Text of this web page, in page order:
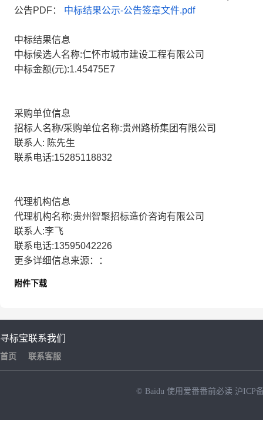
公告PDF： 中标结果公示-公告签章文件.pdf
中标结果信息
中标候选人名称:仁怀市城市建设工程有限公司
中标金额(元):1.45475E7
采购单位信息
招标人名称/采购单位名称:贵州路桥集团有限公司
联系人: 陈先生
联系电话:15285118832
代理机构信息
代理机构名称:贵州智聚招标造价咨询有限公司
联系人:李飞
联系电话:13595042226
更多详细信息来源：：
附件下载
寻标宝
首页
联系我们
联系客服
© Baidu 使用爱番番前必读 沪ICP